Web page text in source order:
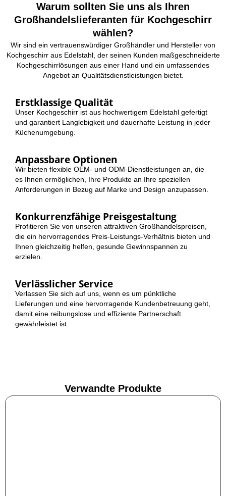
Warum sollten Sie uns als Ihren
Großhandelslieferanten für Kochgeschirr
wählen?
Wir sind ein vertrauenswürdiger Großhändler und Hersteller von
Kochgeschirr aus Edelstahl, der seinen Kunden maßgeschneiderte
Kochgeschirrlösungen aus einer Hand und ein umfassendes
Angebot an Qualitätsdienstleistungen bietet.
Erstklassige Qualität
Unser Kochgeschirr ist aus hochwertigem Edelstahl gefertigt
und garantiert Langlebigkeit und dauerhafte Leistung in jeder
Küchenumgebung.
Anpassbare Optionen
Wir bieten flexible OEM- und ODM-Dienstleistungen an, die
es Ihnen ermöglichen, Ihre Produkte an Ihre speziellen
Anforderungen in Bezug auf Marke und Design anzupassen.
Konkurrenzfähige Preisgestaltung
Profitieren Sie von unseren attraktiven Großhandelspreisen,
die ein hervorragendes Preis-Leistungs-Verhältnis bieten und
Ihnen gleichzeitig helfen, gesunde Gewinnspannen zu
erzielen.
Verlässlicher Service
Verlassen Sie sich auf uns, wenn es um pünktliche
Lieferungen und eine hervorragende Kundenbetreuung geht,
damit eine reibungslose und effiziente Partnerschaft
gewährleistet ist.
Verwandte Produkte